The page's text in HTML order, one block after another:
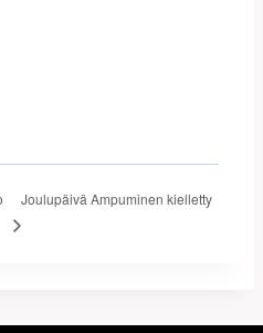
Joulupäivä Ampuminen kielletty